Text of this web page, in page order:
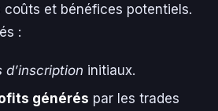
coûts et bénéfices potentiels.
:
d’inscription initiaux.
générés par les trades